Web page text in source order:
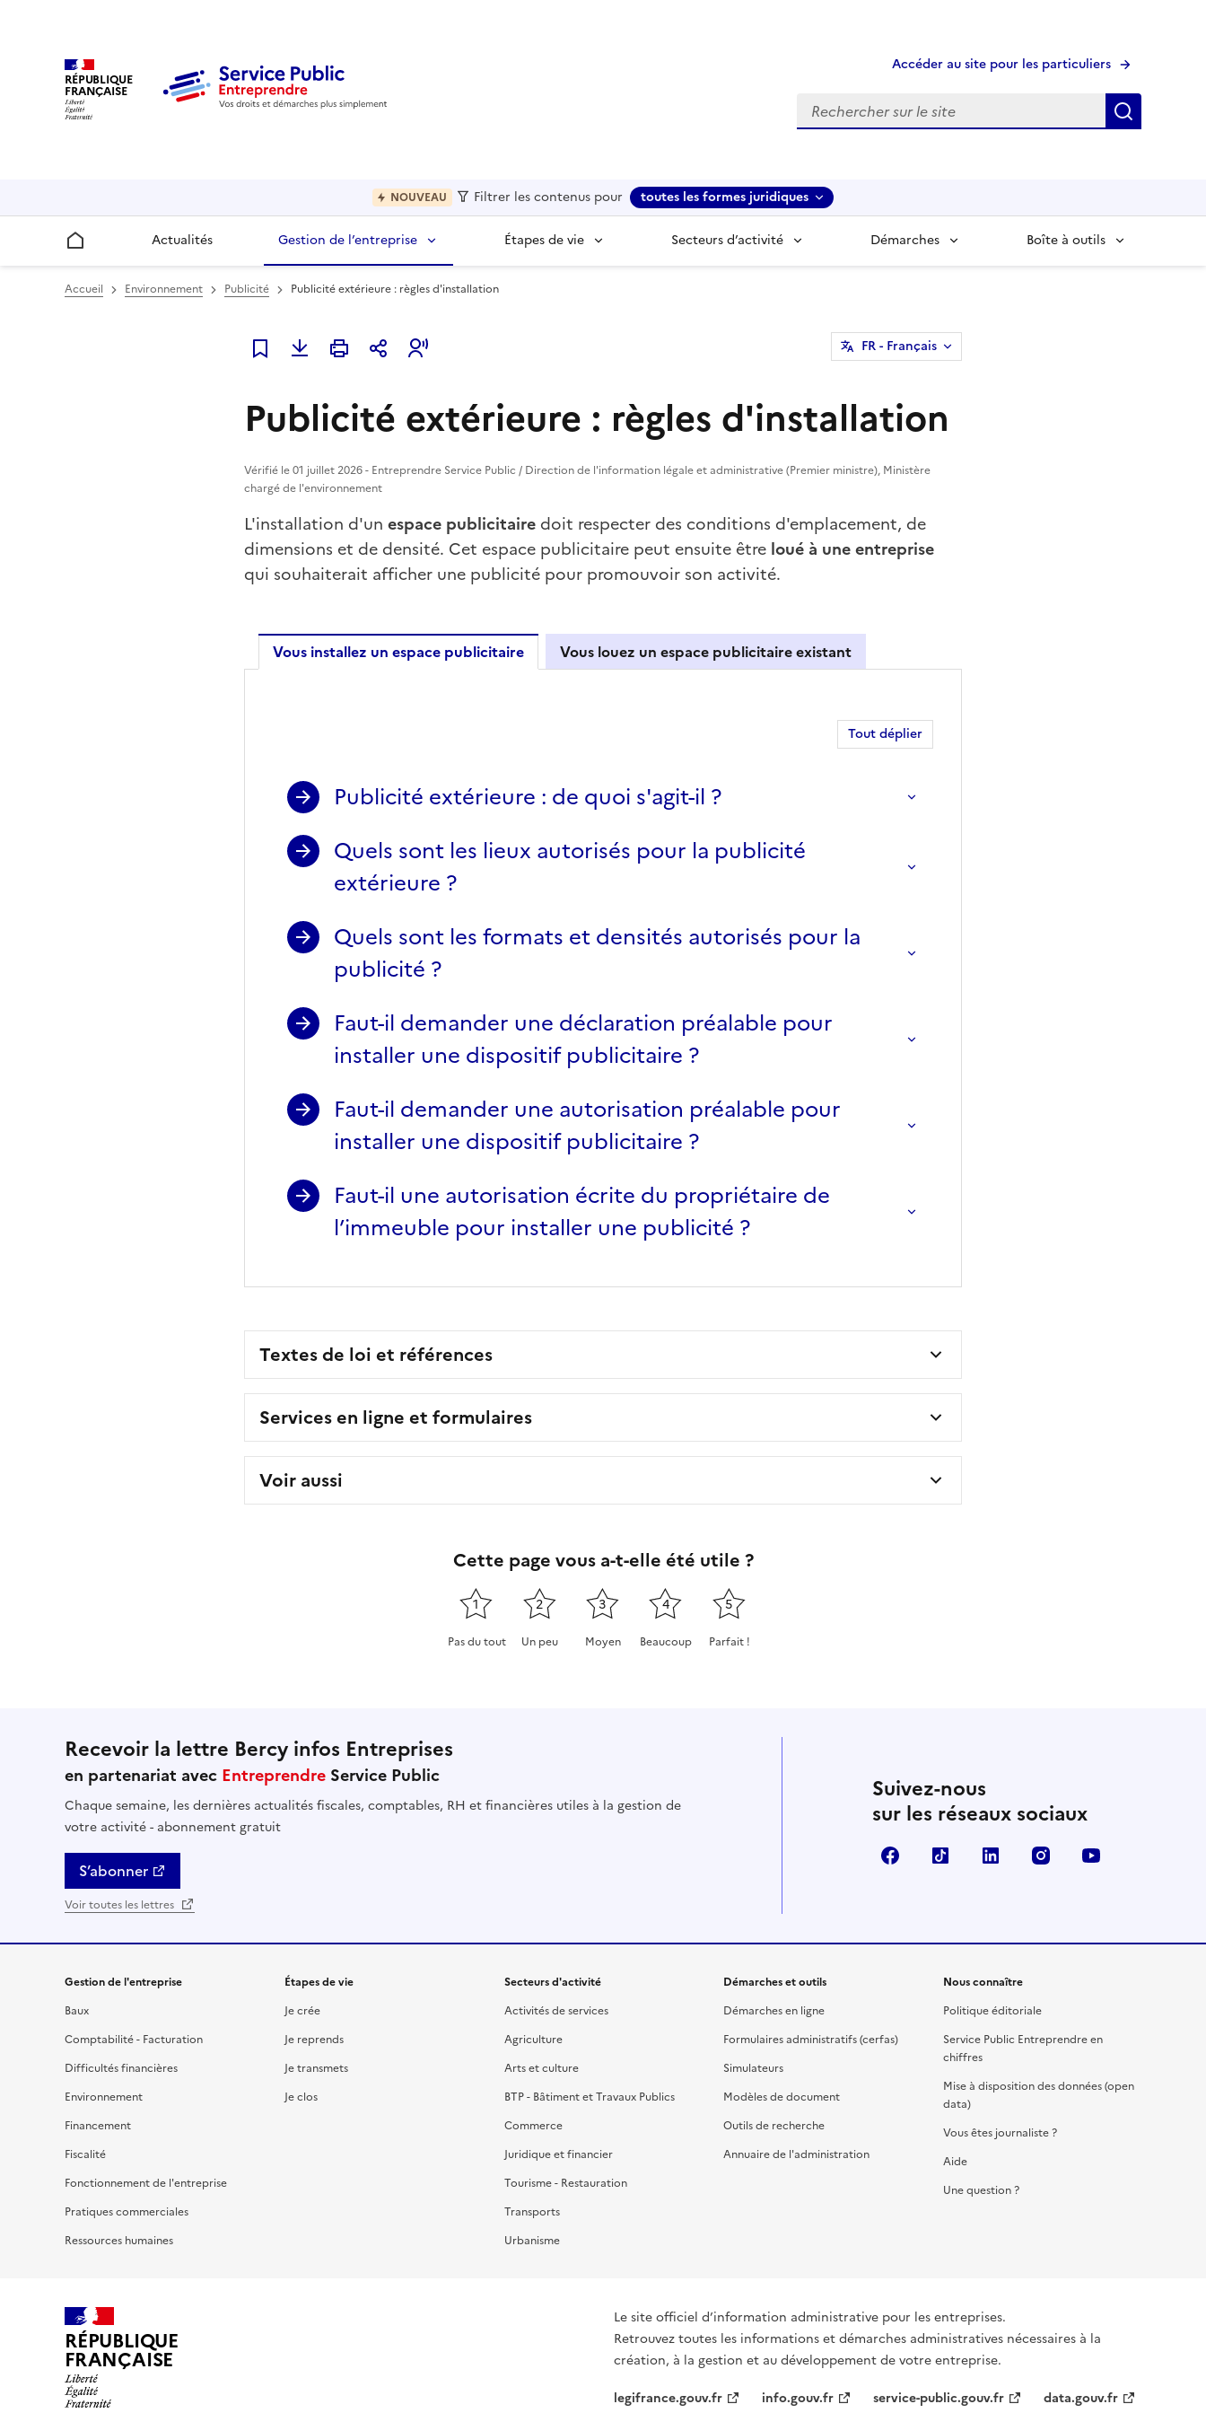
RÉPUBLIQUE
FRANÇAISE
Accéder au site pour les particuliers
Recherche
NOUVEAU Filtrer les contenus pour toutes les formes juridiques
Accueil Actualités Gestion de l’entreprise Étapes de vie Secteurs d’activité Démarches Boîte à outils
Accueil Environnement Publicité Publicité extérieure : règles d'installation
Ajouter à mes favoris
FR- Français
Publicité extérieure : règles d'installation
Vérifié le 01 juillet 2026 - Entreprendre Service Public / Direction de l'information légale et administrative (Premier ministre), Ministère
chargé de l'environnement
L'installation d'un espace publicitaire doit respecter des conditions d'emplacement, de
dimensions et de densité. Cet espace publicitaire peut ensuite être loué à une entreprise
qui souhaiterait afficher une publicité pour promouvoir son activité.
Vous installez un espace publicitaire Vous louez un espace publicitaire existant
Tout déplier
Publicité extérieure : de quoi s'agit-il ?
Quels sont les lieux autorisés pour la publicité
extérieure ?
Quels sont les formats et densités autorisés pour la
publicité ?
Faut-il demander une déclaration préalable pour
installer une dispositif publicitaire ?
Faut-il demander une autorisation préalable pour
installer une dispositif publicitaire ?
Faut-il une autorisation écrite du propriétaire de
l’immeuble pour installer une publicité ?
Textes de loi et références
Services en ligne et formulaires
Voir aussi
Cette page vous a-t-elle été utile ?
1
Pas du tout
2
Un peu
3
Moyen
4
Beaucoup
5
Parfait !
Recevoir la lettre Bercy infos Entreprises
en partenariat avec Entreprendre Service Public
Chaque semaine, les dernières actualités fiscales, comptables, RH et financières utiles à la gestion de
votre activité - abonnement gratuit
S’abonner
Voir toutes les lettres
Suivez-nous
sur les réseaux sociaux
FacebookTikTok Linkedin Instagram
Gestion de l'entreprise
Baux
Comptabilité - Facturation
Difficultés financières
Environnement
Financement
Fiscalité
Fonctionnement de l'entreprise
Pratiques commerciales
Ressources humaines
Étapes de vie
Je crée
Je reprends
Je transmets
Je clos
Secteurs d'activité
Activités de services
Agriculture
Arts et culture
BTP - Bâtiment et Travaux Publics
Commerce
Juridique et financier
Tourisme - Restauration
Transports
Urbanisme
Démarches et outils
Démarches en ligne
Formulaires administratifs (cerfas)
Simulateurs
Modèles de document
Outils de recherche
Annuaire de l'administration
Nous connaître
Politique éditoriale
Service Public Entreprendre en
chiffres
Mise à disposition des données (open
data)
Vous êtes journaliste ?
Aide
Une question ?
RÉPUBLIQUE
FRANÇAISE
Le site officiel d’information administrative pour les entreprises.
Retrouvez toutes les informations et démarches administratives nécessaires à la
création, à la gestion et au développement de votre entreprise.
legifrance.gouv.fr
info.gouv.fr service-public.gouv.fr data.gouv.fr